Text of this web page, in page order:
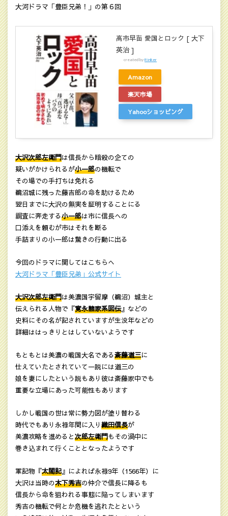
大河ドラマ「豊臣兄弟！」の第６回
高市早苗 愛国とロック [ 大下
英治 ]
created byRinker
Amazon
楽天市場
Yahooショッピング
大沢次郎左衛門は信長から暗殺の企ての
疑いがかけられるが小一郎の機転で
その場での手打ちは免れる
鵜沼城に残った藤吉郎の命を助けるため
翌日までに大沢の無実を証明することにる
調査に奔走する小一郎は市に信長への
口添えを頼むが市はそれを断る
手詰まりの小一郎は驚きの行動に出る
今回のドラマに関してはこちらへ
大河ドラマ「豊臣兄弟」公式サイト
大沢次郎左衛門は美濃国宇留摩（鵜沼）城主と
伝えられる人物で『寛永諸家系図伝』などの
史料にその名が記されていますが生没年などの
詳細ははっきりとはしていないようです
もともとは美濃の戦国大名である斎藤道三に
仕えていたとされていて一説には道三の
娘を妻にしたという説もあり彼は斎藤家中でも
重要な立場にあった可能性もあります
しかし戦国の世は常に勢力図が塗り替わる
時代でもあり永禄年間に入り 織田信長が
美濃攻略を進めると次郎左衛門もその渦中に
巻き込まれて行くこととなったようです
軍記物『太閤記』によれば永禄9年（1566年）に
大沢は当時の木下秀吉の仲介で信長に降るも
信長から命を狙われる事態に陥ってしまいます
秀吉の機転で何とか危機を逃れたとという